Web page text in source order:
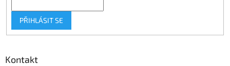
PŘIHLÁSIT SE
Kontakt